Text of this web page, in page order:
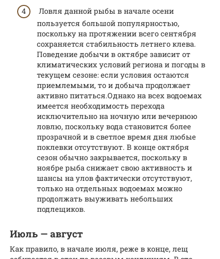
Ловля данной рыбы в начале осени
пользуется большой популярностью,
поскольку на протяжении всего сентября
сохраняется стабильность летнего клева.
Поведение добычи в октябре зависит от
климатических условий региона и погоды в
текущем сезоне: если условия остаются
приемлемыми, то и добыча продолжает
активно питаться.Однако на всех водоемах
имеется необходимость перехода
исключительно на ночную или вечернюю
ловлю, поскольку вода становится более
прозрачной и в светлое время дня любые
поклевки отсутствуют. В конце октября
сезон обычно закрывается, поскольку в
ноябре рыба снижает свою активность и
шансы на улов фактически отсутствуют,
только на отдельных водоемах можно
продолжать выуживать небольших
подлещиков.
Июль — август
Как правило, в начале июля, реже в конце, лещ